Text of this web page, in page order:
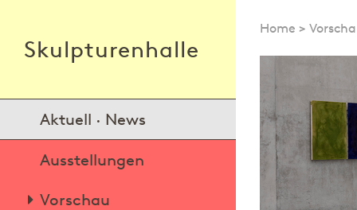
Skulpturenhalle
Aktuell · News
Ausstellungen
Vorschau
Home >